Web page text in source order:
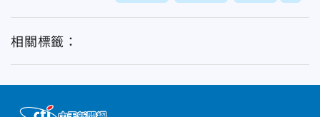
相關標籤：